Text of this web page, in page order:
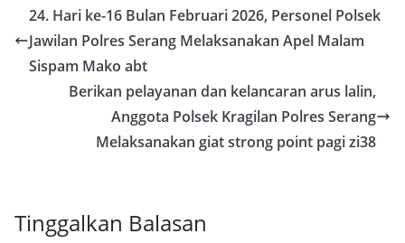
24. Hari ke-16 Bulan Februari 2026, Personel Polsek
Jawilan Polres Serang Melaksanakan Apel Malam
Sispam Mako abt
Berikan pelayanan dan kelancaran arus lalin,
Anggota Polsek Kragilan Polres Serang
Melaksanakan giat strong point pagi zi38
Tinggalkan Balasan